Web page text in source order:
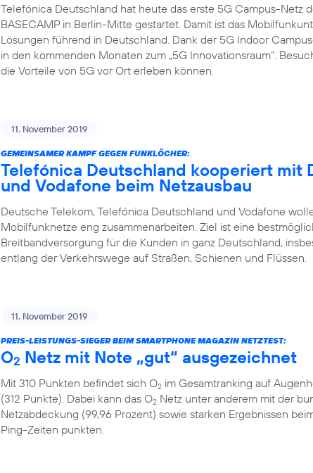
Telefónica Deutschland hat heute das erste 5G Campus-Netz
BASECAMP in Berlin-Mitte gestartet. Damit ist das
Lösungen führend in Deutschland. Dank der 5G Indoor
in den kommenden Monaten zum „5G Innovationsraum“.
die Vorteile von 5G vor Ort erleben können.
11. November 2019
GEMEINSAMER KAMPF GEGEN FUNKLÖCHER:
Telefónica Deutschland kooperiert mit
und Vodafone beim Netzausbau
Deutsche Telekom, Telefónica Deutschland und Vodafone
Mobilfunknetze eng zusammenarbeiten. Ziel ist eine
Breitbandversorgung für die Kunden in ganz Deutschland,
entlang der Verkehrswege auf Straßen, Schienen und Flüssen.
11. November 2019
PREIS-LEISTUNGS-SIEGER BEIM SMARTPHONE MAGAZIN NETZTEST:
O2 Netz mit Note „gut“ ausgezeichnet
Mit 310 Punkten befindet sich O2 im Gesamtranking auf
(312 Punkte). Dabei kann das O2 Netz unter anderem mit der
Netzabdeckung (99,96 Prozent) sowie starken Ergebnissen
Ping-Zeiten punkten.